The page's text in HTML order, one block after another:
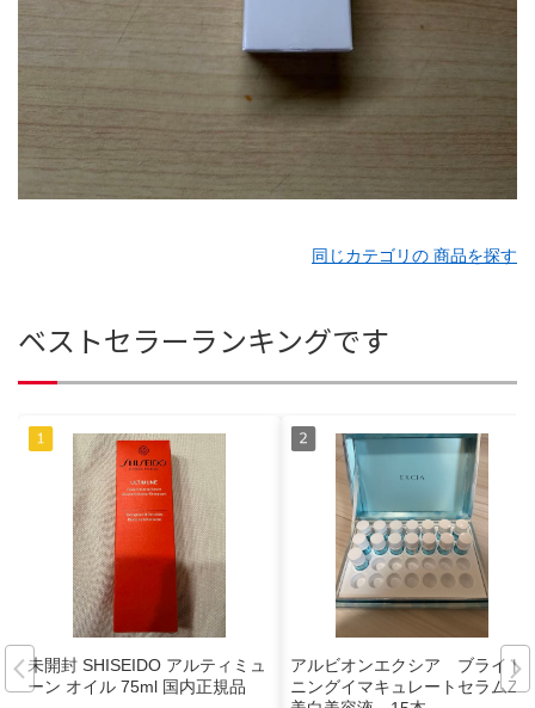
同じカテゴリの 商品を探す
ベストセラーランキングです
未開封 SHISEIDO アルティミュ
ーン オイル 75ml 国内正規品
アルビオンエクシア ブライト
ニングイマキュレートセラムZ